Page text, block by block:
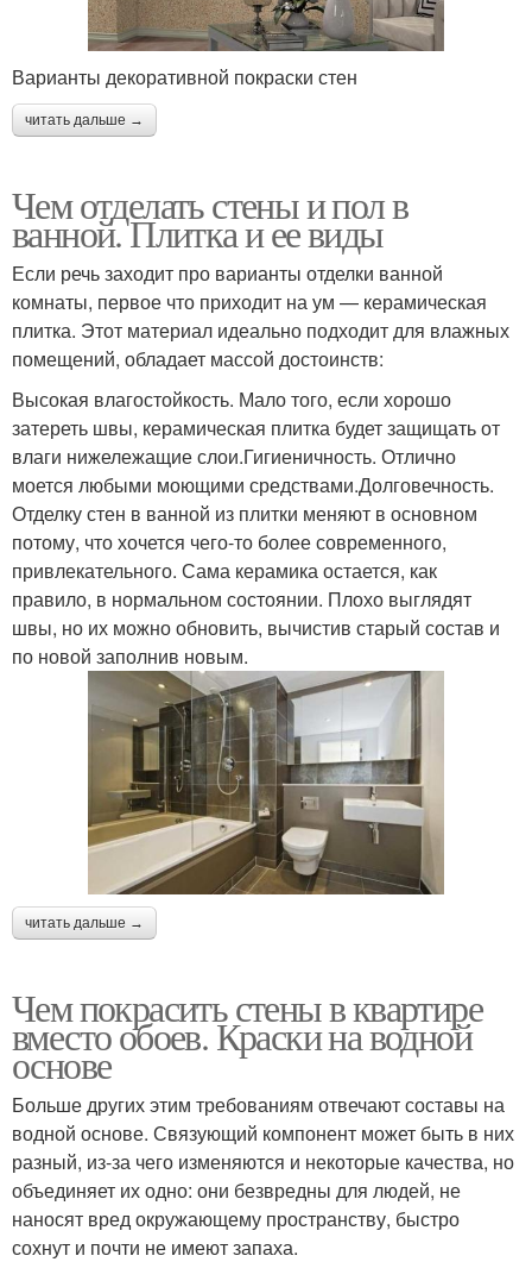
Варианты декоративной покраски стен
читать дальше →
Чем отделать стены и пол в
ванной. Плитка и ее виды
Если речь заходит про варианты отделки ванной
комнаты, первое что приходит на ум — керамическая
плитка. Этот материал идеально подходит для влажных
помещений, обладает массой достоинств:
Высокая влагостойкость. Мало того, если хорошо
затереть швы, керамическая плитка будет защищать от
влаги нижележащие слои.Гигиеничность. Отлично
моется любыми моющими средствами.Долговечность.
Отделку стен в ванной из плитки меняют в основном
потому, что хочется чего-то более современного,
привлекательного. Сама керамика остается, как
правило, в нормальном состоянии. Плохо выглядят
швы, но их можно обновить, вычистив старый состав и
по новой заполнив новым.
читать дальше →
Чем покрасить стены в квартире
вместо обоев. Краски на водной
основе
Больше других этим требованиям отвечают составы на
водной основе. Связующий компонент может быть в них
разный, из-за чего изменяются и некоторые качества, но
объединяет их одно: они безвредны для людей, не
наносят вред окружающему пространству, быстро
сохнут и почти не имеют запаха.